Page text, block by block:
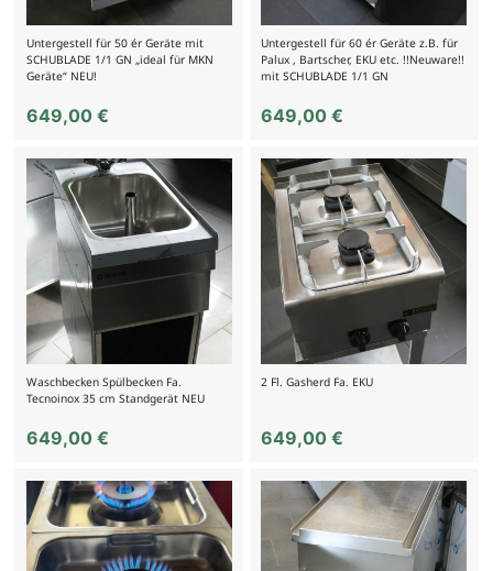
Untergestell für 50 ér Geräte mit
SCHUBLADE 1/1 GN „ideal für MKN
Geräte“ NEU!
649,00 €
Untergestell für 60 ér Geräte z.B. für
Palux , Bartscher, EKU etc. !!Neuware!!
mit SCHUBLADE 1/1 GN
649,00€
Waschbecken Spülbecken Fa.
Tecnoinox 35 cm Standgerät NEU
649,00 €
2 Fl. Gasherd Fa. EKU
649,00€